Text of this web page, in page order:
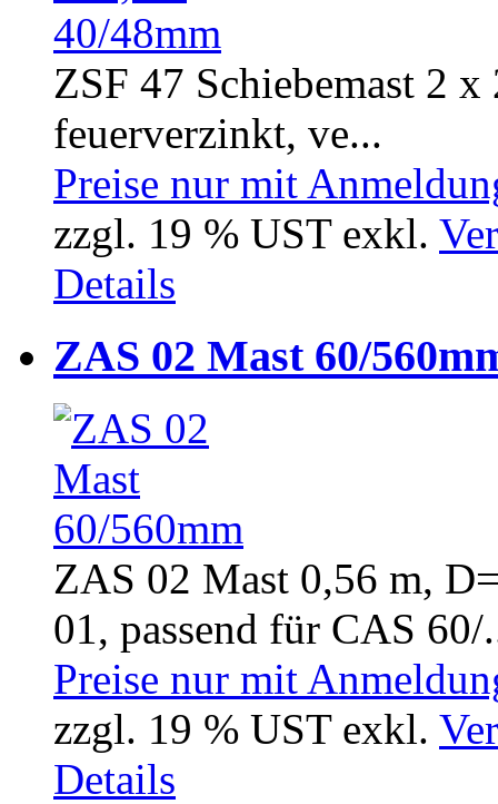
ZSF 47 Schiebemast 2
feuerverzinkt, ve...
Preise nur mit
zzgl. 19 % UST exkl.
Details
ZAS 02 Mast 60/
ZAS 02 Mast 0,56 m,
01, passend für CAS 60/
Preise nur mit
zzgl. 19 % UST exkl.
Details